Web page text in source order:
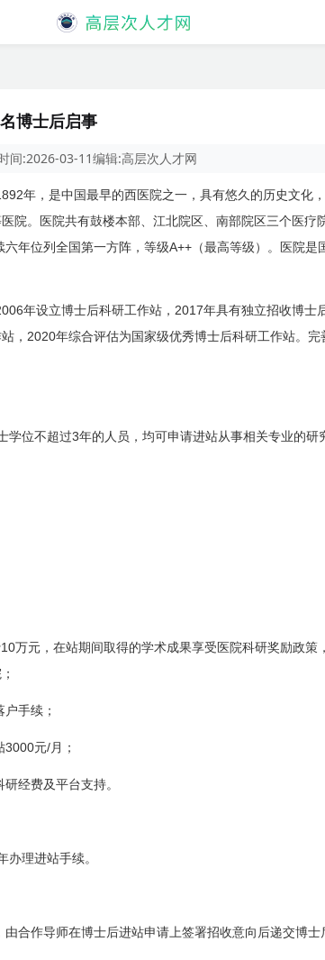
博士后启事
间:2026-03-11编辑:高层次人才网
年，是中国最早的西医院之一，具有悠久的历史文化
院。医院共有鼓楼本部、江北院区、南部院区三个医疗
年位列全国第一方阵，等级A++ （最高等级）。医院
年设立博士后科研工作站， 2017年具有独立招收博士
， 2020年综合评估为国家级优秀博士后科研工作站。
学位不超过3年的人员，均可申请进站从事相关专业的
10万元，在站期间取得的学术成果享受医院科研奖励政
手续；
3000元/ 月；
经费及平台支持。
办理进站手续。
合作导师在博士后进站申请上签署招收意向后递交博士